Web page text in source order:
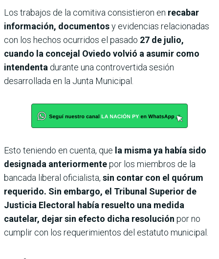
Los trabajos de la comitiva consistieron en recabar
información, documentosy evidencias relacionadas
con los hechos ocurridos el pasado 27 de julio,
cuando la concejal Oviedo volvió a asumir como
intendenta durante una controvertida sesión
desarrollada en la Junta Municipal.
Esto teniendo en cuenta, que la misma ya había sido
designada anteriormentepor los miembros de la
bancada liberal oficialista, sin contar con el quórum
requerido. Sin embargo, el Tribunal Superior de
Justicia Electoral había resuelto una medida
cautelar, dejar sin efecto dicha resolución por no
cumplir con los requerimientos del estatuto municipal.